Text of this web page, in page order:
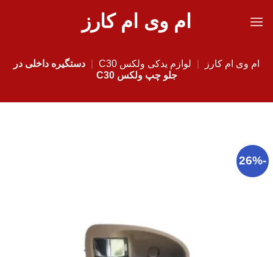
ام وی ام کارز
ام وی ام کارز لوازم یدکی ولکس C30
دستگیره داخلی در
جلو چپ ولکس C30
-26%